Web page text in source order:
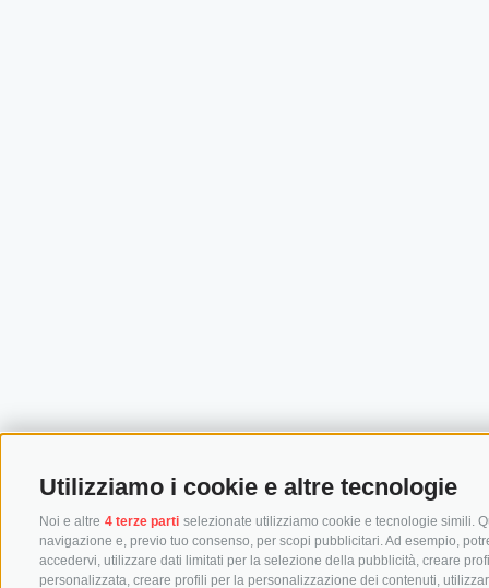
Utilizziamo i cookie e altre tecnologie
Noi e altre 4 terze parti selezionate utilizziamo cookie e tecnologie simili.
navigazione e, previo tuo consenso, per scopi pubblicitari. Ad esempio,
accedervi, utilizzare dati limitati per la selezione della pubblicità, creare
personalizzata, creare profili per la personalizzazione dei contenuti,